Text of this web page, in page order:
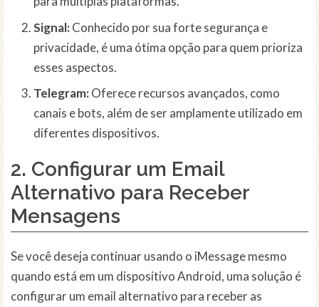
Signal:Conhecido por sua forte segurança e
privacidade, é uma ótima opção para quem prioriza
esses aspectos.
Telegram:Oferece recursos avançados, como
canais e bots, além de ser amplamente utilizado em
diferentes dispositivos.
2. Configurar um Email
Alternativo para Receber
Mensagens
Se você deseja continuar usando o iMessage mesmo
quando está em um dispositivo Android, uma solução é
configurar um email alternativo para receber as